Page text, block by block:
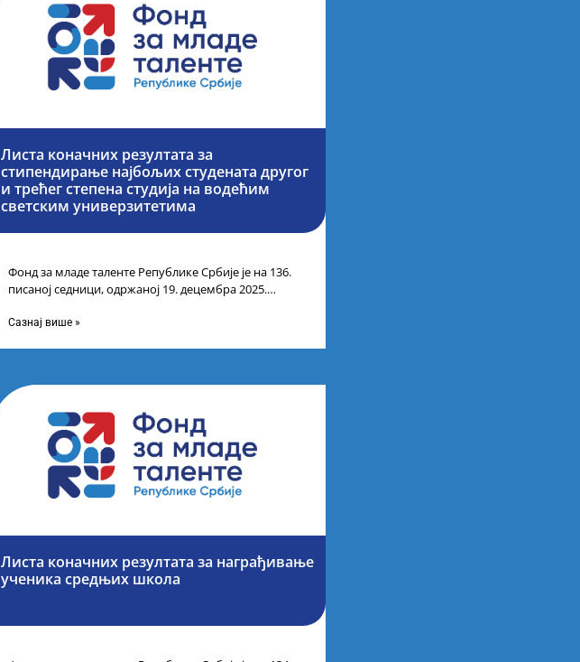
Листа коначних резултата за
стипендирање најбољих студената другог
и трећег степена студија на водећим
светским универзитетима
Фонд за младе таленте Републике Србије је на 136.
писаној седници, одржаној 19. децембра 2025.
Сазнај више »
Листа коначних резултата за награђивање
ученика средњих школа